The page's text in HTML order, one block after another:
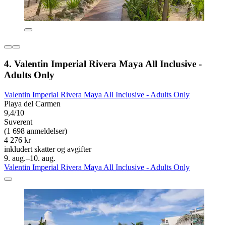
4. Valentin Imperial Rivera Maya All Inclusive -
Adults Only
Valentin Imperial Rivera Maya All Inclusive - Adults Only
Playa del Carmen
9,4/10
Suverent
(1 698 anmeldelser)
4 276 kr
inkludert skatter og avgifter
9. aug.–10. aug.
Valentin Imperial Rivera Maya All Inclusive - Adults Only